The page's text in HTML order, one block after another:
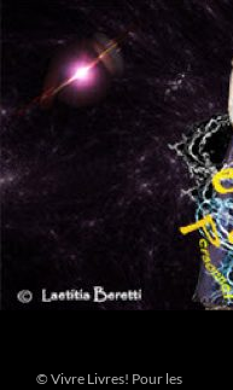
contenu
© Vivre Livres! Pour les